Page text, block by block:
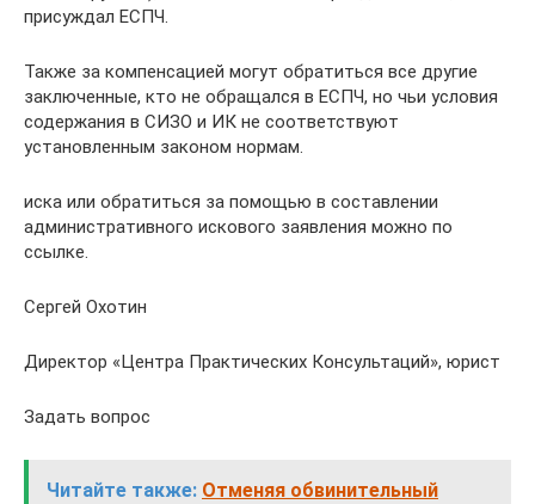
присуждал ЕСПЧ.
Также за компенсацией могут обратиться все другие
заключенные, кто не обращался в ЕСПЧ, но чьи условия
содержания в СИЗО и ИК не соответствуют
установленным законом нормам.
иска или обратиться за помощью в составлении
административного искового заявления можно по
ссылке.
Сергей Охотин
Директор «Центра Практических Консультаций», юрист
Задать вопрос
Читайте также: Отменяя обвинительный